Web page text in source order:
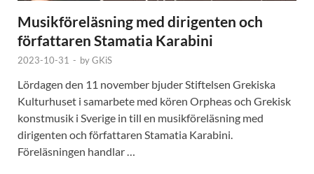
Musikföreläsning med dirigenten och
författaren Stamatia Karabini
2023-10-31 - byGKiS
Lördagen den 11 november bjuder Stiftelsen Grekiska
Kulturhuset i samarbete med kören Orpheas och Grekisk
konstmusik i Sverige in till en musikföreläsning med
dirigenten och författaren Stamatia Karabini.
Föreläsningen handlar …